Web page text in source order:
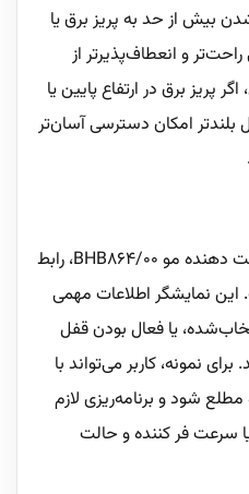
بیش از حد به پریز برق یا
و انعطاف‌پذیرتر از
پریز برق در ارتفاع پایین یا
بلندتر امکان دسترسی آسان‌تر
نمایشگر LCD در فر کننده و حالت دهنده مو BHB864/00، رابط
نمایشگر اطلاعات مهمی
یا فعال بودن قفل
نمونه، کاربر می‌تواند با
مطلع شود و برنامه‌ریزی لازم
سرعت فر کننده و حالت